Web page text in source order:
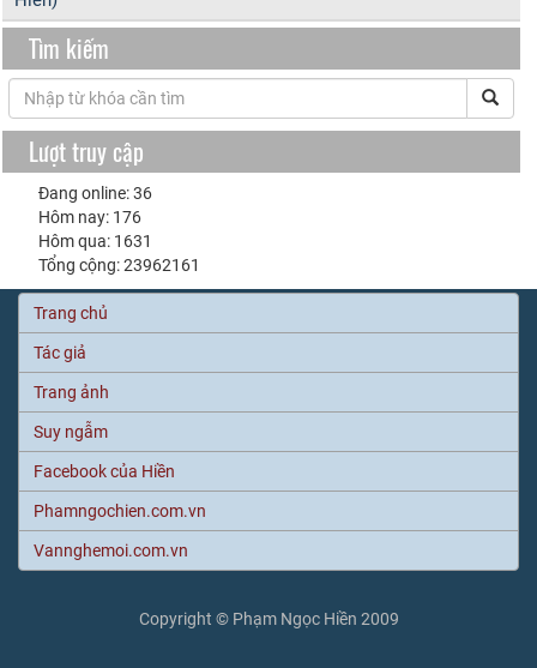
Tìm kiếm
Lượt truy cập
Đang online: 36
Hôm nay: 176
Hôm qua: 1631
Tổng cộng: 23962161
Trang chủ
Tác giả
Trang ảnh
Suy ngẫm
Facebook của Hiền
Phamngochien.com.vn
Vannghemoi.com.vn
Copyright © Phạm Ngọc Hiền 2009